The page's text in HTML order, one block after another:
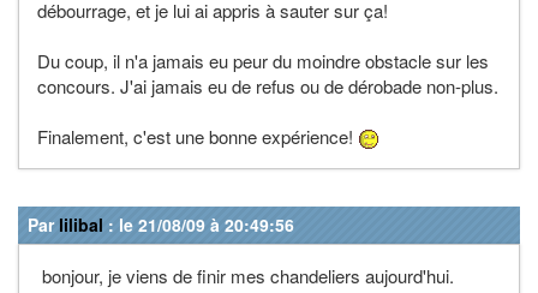
débourrage, et je lui ai appris à sauter sur ça!
Du coup, il n'a jamais eu peur du moindre obstacle sur les
concours. J'ai jamais eu de refus ou de dérobade non-plus.
Finalement, c'est une bonne expérience!
Par lilibal : le 21/08/09 à 20:49:56
bonjour, je viens de finir mes chandeliers aujourd'hui.